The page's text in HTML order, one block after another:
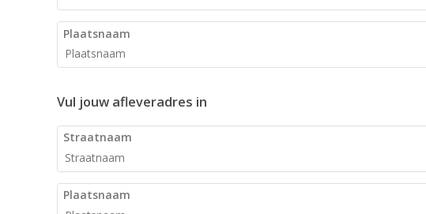
Plaatsnaam
Vul jouw afleveradres in
Straatnaam
Plaatsnaam